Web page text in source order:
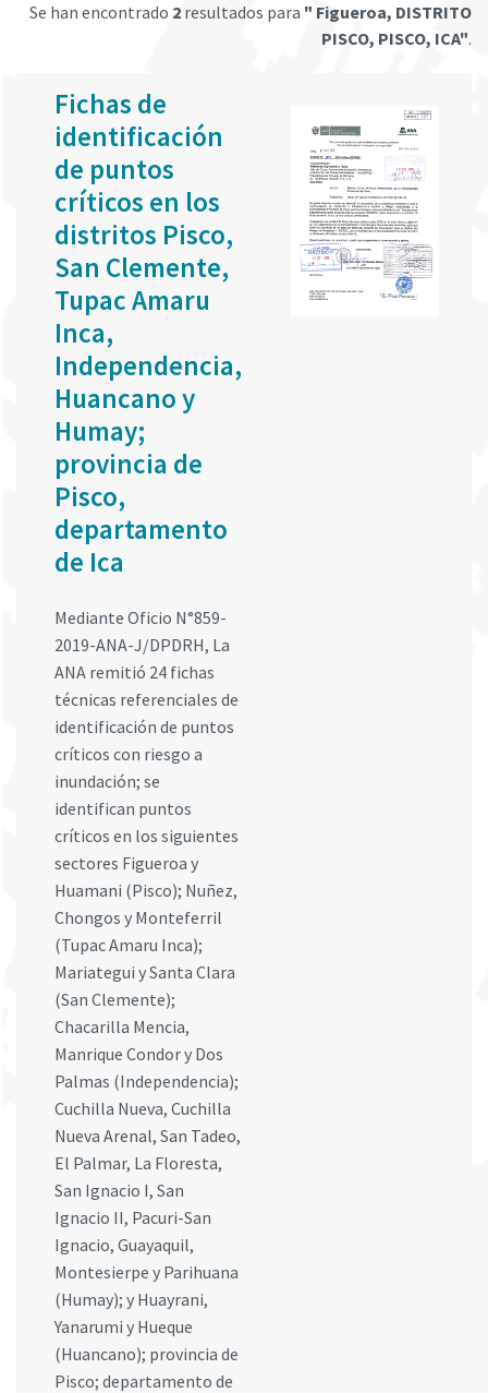
Se han encontrado 2 resultados para " Figueroa, DISTRITO
PISCO, PISCO, ICA".
Fichas de
identificación
de puntos
críticos en los
distritos Pisco,
San Clemente,
Tupac Amaru
Inca,
Independencia,
Huancano y
Humay;
provincia de
Pisco,
departamento
de Ica
Mediante Oficio N°859-
2019-ANA-J/DPDRH, La
ANA remitió 24 fichas
técnicas referenciales de
identificación de puntos
críticos con riesgo a
inundación; se
identifican puntos
críticos en los siguientes
sectores Figueroa y
Huamani (Pisco); Nuñez,
Chongos y Monteferril
(Tupac Amaru Inca);
Mariategui y Santa Clara
(San Clemente);
Chacarilla Mencia,
Manrique Condor y Dos
Palmas (Independencia);
Cuchilla Nueva, Cuchilla
Nueva Arenal, San Tadeo,
El Palmar, La Floresta,
San Ignacio I, San
Ignacio II, Pacuri-San
Ignacio, Guayaquil,
Montesierpe y Parihuana
(Humay); y Huayrani,
Yanarumi y Hueque
(Huancano); provincia de
Pisco; departamento de